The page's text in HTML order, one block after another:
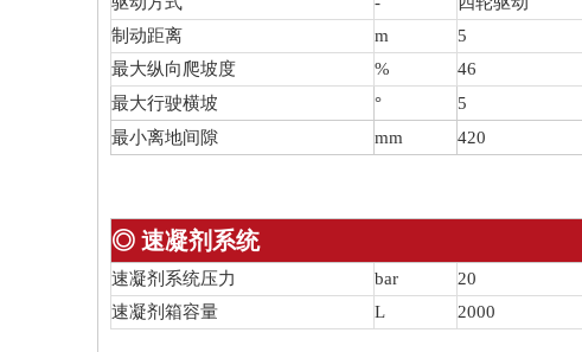
制动距离
m
5
最大纵向爬坡度
%
46
最大行驶横坡
°
5
最小离地间隙
mm 420
◎ 速凝剂系统
速凝剂系统压力 bar
20
速凝剂箱容量
L 2000